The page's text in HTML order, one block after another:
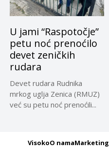
U jami “Raspotočje”
petu noć prenoćilo
devet zeničkih
rudara
Devet rudara Rudnika
mrkog uglja Zenica (RMUZ)
već su petu noć prenoćili...
VisokoO namaMarketing